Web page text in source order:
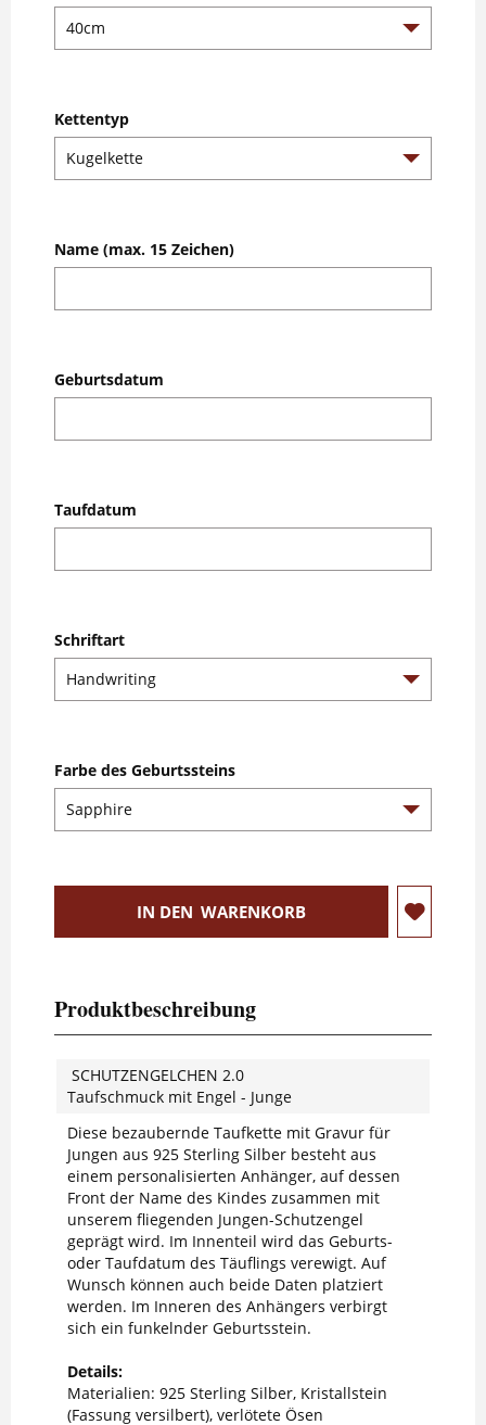
Kettentyp
Name (max. 15 Zeichen)
Geburtsdatum
Taufdatum
Schriftart
Farbe des Geburtssteins
IN DEN WARENKORB
Produktbeschreibung
SCHUTZENGELCHEN 2.0
Taufschmuck mit Engel - Junge
Diese bezaubernde Taufkette mit Gravur für
Jungen aus 925 Sterling Silber besteht aus
einem personalisierten Anhänger, auf dessen
Front der Name des Kindes zusammen mit
unserem fliegenden Jungen-Schutzengel
geprägt wird. Im Innenteil wird das Geburts-
oder Taufdatum des Täuflings verewigt. Auf
Wunsch können auch beide Daten platziert
werden. Im Inneren des Anhängers verbirgt
sich ein funkelnder Geburtsstein.
Details:
Materialien: 925 Sterling Silber, Kristallstein
(Fassung versilbert), verlötete Ösen